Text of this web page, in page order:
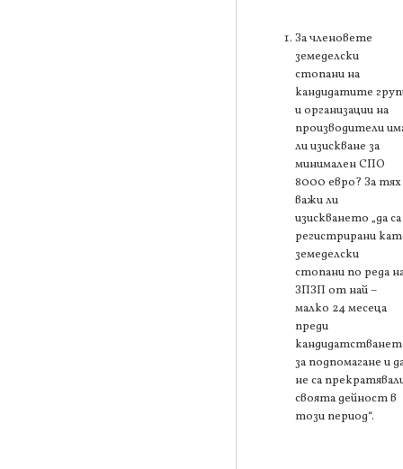
За членовете
земеделски
стопани на
кандидатите
и организации на
производители
ли изискване за
минимален СПО
8000 евро? За тях
важи ли
изискването „да са
регистрирани
земеделски
стопани по реда
ЗПЗП от най –
малко 24 месеца
преди
за подпомагане и
не са
своята дейност в
този период“.